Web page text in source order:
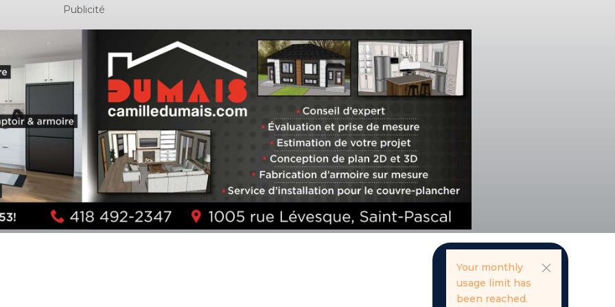
Publicité
Your monthly
usage limit has
been reached.